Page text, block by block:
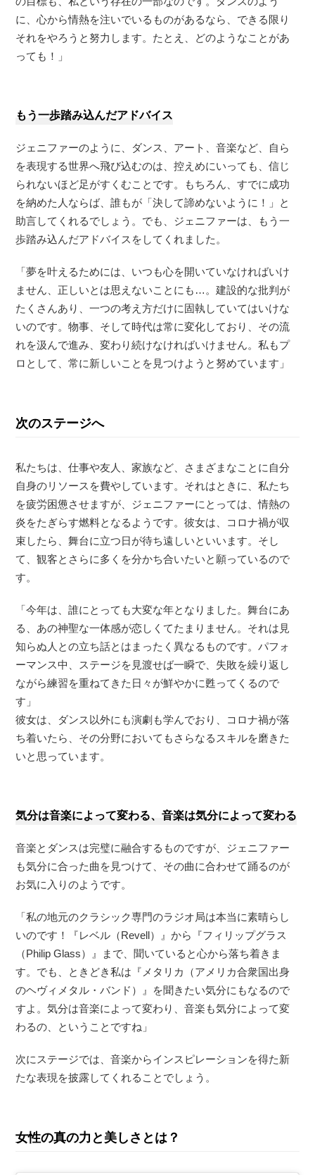
に、心から情熱を注いでいるものがあるなら、できる限り
それをやろうと努力します。たとえ、どのようなことがあ
っても！」
もう一歩踏み込んだアドバイス
ジェニファーのように、ダンス、アート、音楽など、自ら
を表現する世界へ飛び込むのは、控えめにいっても、信じ
られないほど足がすくむことです。もちろん、すでに成功
を納めた人ならば、誰もが「決して諦めないように！」と
助言してくれるでしょう。でも、ジェニファーは、もう一
歩踏み込んだアドバイスをしてくれました。
「夢を叶えるためには、いつも心を開いていなければいけ
ません、正しいとは思えないことにも…。建設的な批判が
たくさんあり、一つの考え方だけに固執していてはいけな
いのです。物事、そして時代は常に変化しており、その流
れを汲んで進み、変わり続けなければいけません。私もプ
ロとして、常に新しいことを見つけようと努めています」
次のステージへ
私たちは、仕事や友人、家族など、さまざまなことに自分
自身のリソースを費やしています。それはときに、私たち
を疲労困憊させますが、ジェニファーにとっては、情熱の
炎をたぎらす燃料となるようです。彼女は、コロナ禍が収
束したら、舞台に立つ日が待ち遠しいといいます。そし
て、観客とさらに多くを分かち合いたいと願っているので
す。
「今年は、誰にとっても大変な年となりました。舞台にあ
る、あの神聖な一体感が恋しくてたまりません。それは見
知らぬ人との立ち話とはまったく異なるものです。パフォ
ーマンス中、ステージを見渡せば一瞬で、失敗を繰り返し
ながら練習を重ねてきた日々が鮮やかに甦ってくるので
す」
彼女は、ダンス以外にも演劇も学んでおり、コロナ禍が落
ち着いたら、その分野においてもさらなるスキルを磨きた
いと思っています。
気分は音楽によって変わる、音楽は気分によって変わる
音楽とダンスは完璧に融合するものですが、ジェニファー
も気分に合った曲を見つけて、その曲に合わせて踊るのが
お気に入りのようです。
「私の地元のクラシック専門のラジオ局は本当に素晴らし
いのです！『レベル（Revell）』から『フィリップグラス
（Philip Glass）』まで、聞いていると心から落ち着きま
す。でも、ときどき私は『メタリカ（アメリカ合衆国出身
のヘヴィメタル・バンド）』を聞きたい気分にもなるので
すよ。気分は音楽によって変わり、音楽も気分によって変
わるの、ということですね」
次にステージでは、音楽からインスピレーションを得た新
たな表現を披露してくれることでしょう。
女性の真の力と美しさとは？